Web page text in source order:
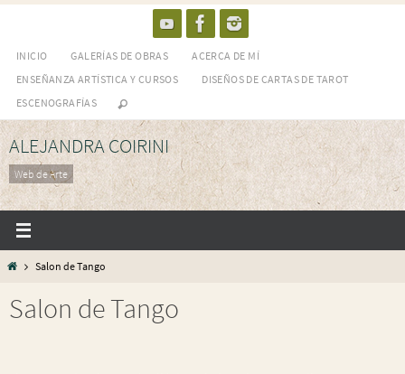
content
INICIO GALERÍAS DE OBRAS
ACERCA DE MÍ
ENSEÑANZA ARTÍSTICA Y CURSOS
DISEÑOS DE CARTAS DE TAROT
ESCENOGRAFÍAS
ALEJANDRA COIRINI
Web de Arte
HomeSalon de Tango
Salon de Tango